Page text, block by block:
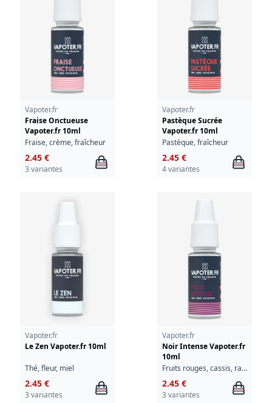
Vapoter.fr
Fraise Onctueuse
Vapoter.fr 10ml
Fraise, crème, fraîcheur
2.45 €
3 variantes
Vapoter.fr
Pastèque Sucrée
Vapoter.fr 10ml
Pastèque, fraîcheur
2.45 €
4 variantes
Vapoter.fr
Le Zen Vapoter.fr 10ml
Thé, fleur, miel
2.45 €
3 variantes
Vapoter.fr
Noir Intense Vapoter.fr
10ml
Fruits rouges, cassis, raisin noir, fraîcheur
2.45 €
3 variantes